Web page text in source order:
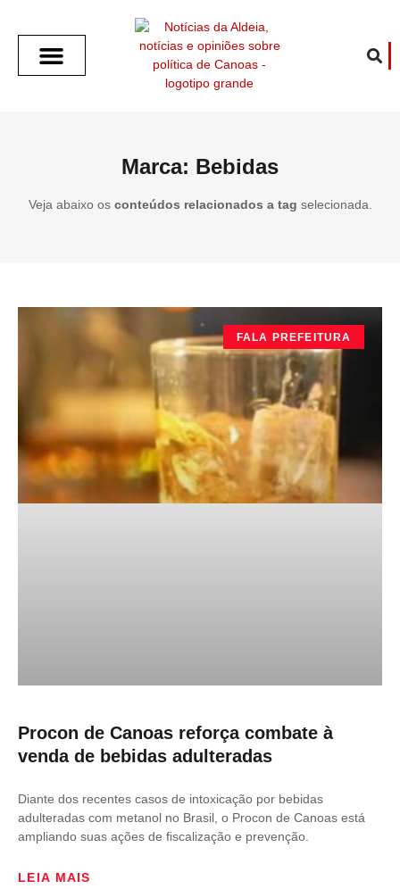
Marca: Bebidas
Veja abaixo os conteúdos relacionados a tag selecionada.
FALA PREFEITURA
Procon de Canoas reforça combate à
venda de bebidas adulteradas
Diante dos recentes casos de intoxicação por bebidas
adulteradas com metanol no Brasil, o Procon de Canoas está
ampliando suas ações de fiscalização e prevenção.
LEIA MAIS